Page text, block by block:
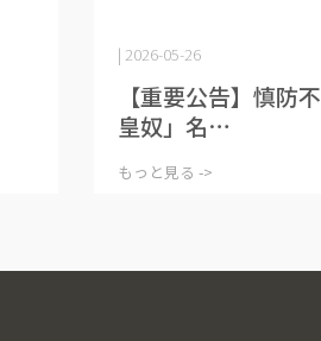
| 2026-05-26
【重要公告】慎防
皇奴」名⋯
もっと見る ->